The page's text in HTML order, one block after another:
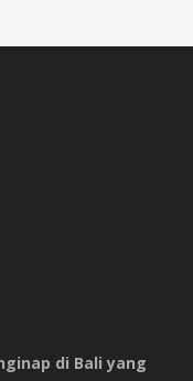
di Bali yang